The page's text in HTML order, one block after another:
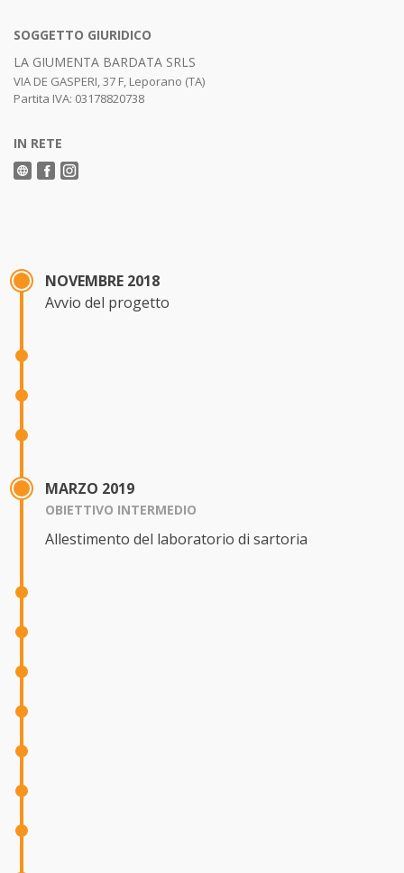
SOGGETTO GIURIDICO
LA GIUMENTA BARDATA SRLS
VIA DE GASPERI, 37 F, Leporano (TA)
Partita IVA: 03178820738
IN RETE
NOVEMBRE 2018
Avvio del progetto
MARZO 2019
OBIETTIVO INTERMEDIO
Allestimento del laboratorio di sartoria